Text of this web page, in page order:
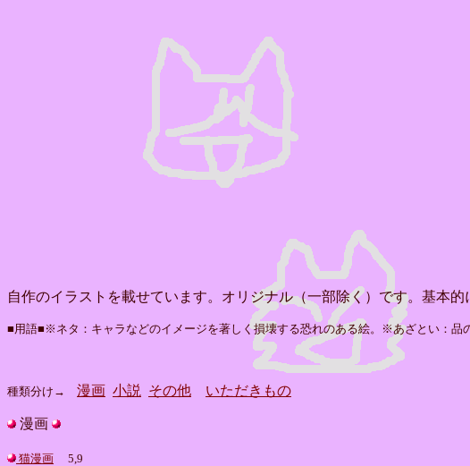
自作のイラストを載せています。オリジナル（一部除く）です。基本的
■用語■※ネタ：キャラなどのイメージを著しく損壊する恐れのある絵。※あざとい：品
種類分け→ 漫画 小説 その他 いただきもの
漫画
猫漫画
5,9